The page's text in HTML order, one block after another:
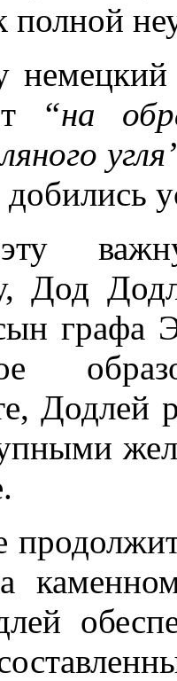
полной
немецкий
“на
Дод
графа
Додлей